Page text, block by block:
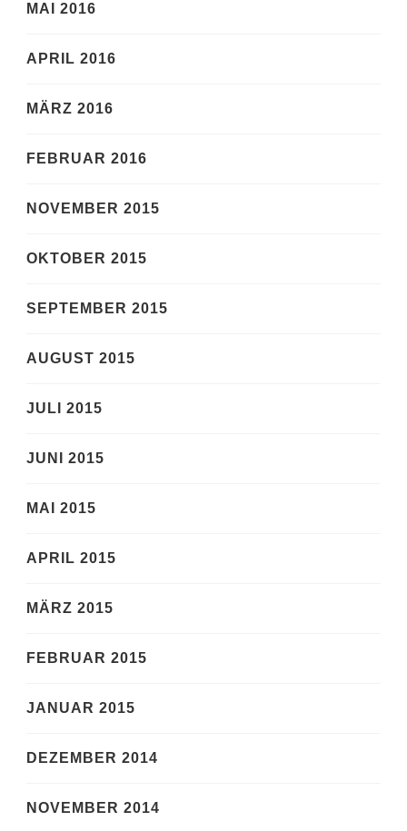
MAI 2016
APRIL 2016
MÄRZ 2016
FEBRUAR 2016
NOVEMBER 2015
OKTOBER 2015
SEPTEMBER 2015
AUGUST 2015
JULI 2015
JUNI 2015
MAI 2015
APRIL 2015
MÄRZ 2015
FEBRUAR 2015
JANUAR 2015
DEZEMBER 2014
NOVEMBER 2014